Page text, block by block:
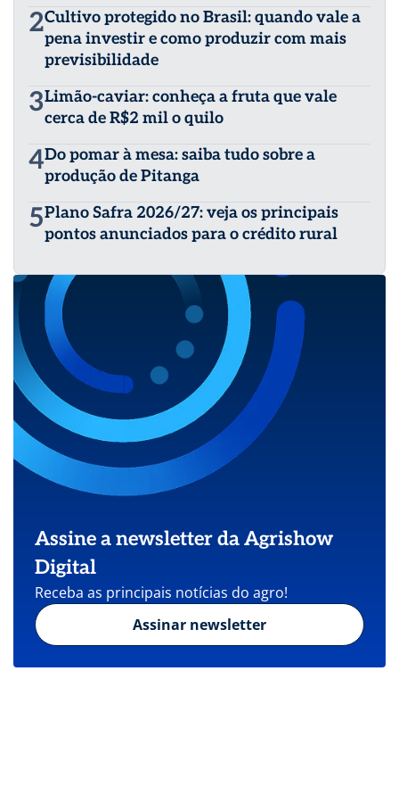
2Cultivo protegido no Brasil: quando vale a
pena investir e como produzir com mais
previsibilidade
3Limão-caviar: conheça a fruta que vale
cerca de R$2 mil o quilo
4Do pomar à mesa: saiba tudo sobre a
produção de Pitanga
5Plano Safra 2026/27: veja os principais
pontos anunciados para o crédito rural
Assine a newsletter da Agrishow
Digital
Receba as principais notícias do agro!
Assinar newsletter